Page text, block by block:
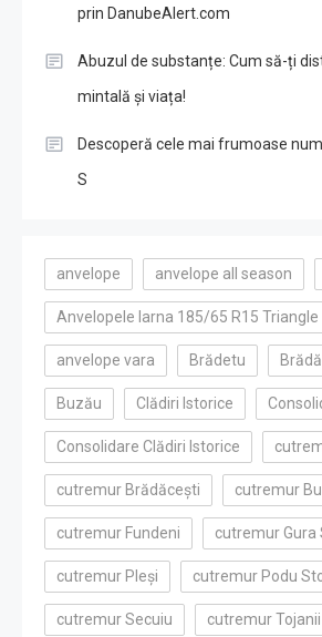
prin DanubeAlert.com
Abuzul de substanțe: Cum să-ți
mintală și viața!
Descoperă cele mai frumoase
S
anvelope anvelope all season
Anvelopele Iarna 185/65 R15 Triangle
anvelope vara Brădetu
Buzău Clădiri Istorice
Consolidare Clădiri Istorice
cutremur Brădăcești cutremur
cutremur Fundeni cutremur Gura
cutremur Pleși cutremur Podu
cutremur Secuiu cutremur